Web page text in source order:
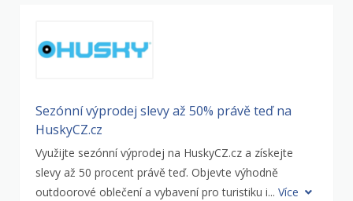
Sezónní výprodej slevy až 50% právě teď na
HuskyCZ.cz
Využijte sezónní výprodej na HuskyCZ.cz a získejte
slevy až 50 procent právě teď. Objevte výhodně
outdoorové oblečení a vybavení pro turistiku i... Více